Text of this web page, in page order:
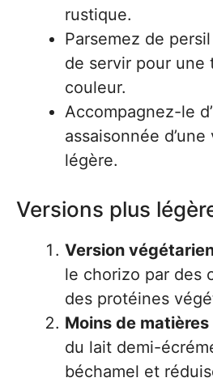
rustique.
Parsemez de
de servir pour une
couleur.
Accompagnez-le
assaisonnée
légère.
Versions plus
Version
le chorizo par des
des protéines
Moins de
du lait demi-
béchamel et